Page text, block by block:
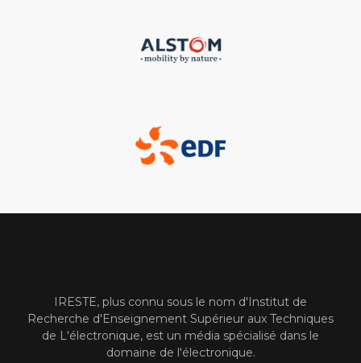
IRESTE, plus connu sous le nom d'Institut de
Recherche d'Enseignement Supérieur aux Techniques
de L'électronique, est un média spécialisé dans le
domaine de l'électronique.